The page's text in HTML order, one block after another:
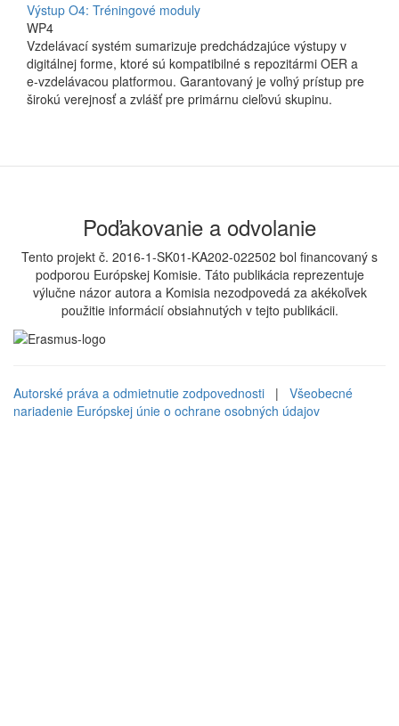
Výstup O4: Tréningové moduly
WP4
Vzdelávací systém sumarizuje predchádzajúce výstupy v
digitálnej forme, ktoré sú kompatibilné s repozitármi OER a
e-vzdelávacou platformou. Garantovaný je voľný prístup pre
širokú verejnosť a zvlášť pre primárnu cieľovú skupinu.
Poďakovanie a odvolanie
Tento projekt č. 2016-1-SK01-KA202-022502 bol financovaný s
podporou Európskej Komisie. Táto publikácia reprezentuje
výlučne názor autora a Komisia nezodpovedá za akékoľvek
použitie informácií obsiahnutých v tejto publikácii.
Autorské práva a odmietnutie zodpovednosti | Všeobecné
nariadenie Európskej únie o ochrane osobných údajov